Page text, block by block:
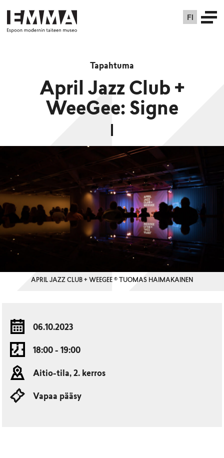
FI
Tapahtuma
April Jazz Club +
WeeGee: Signe
APRIL JAZZ CLUB + WEEGEE © TUOMAS HAIMAKAINEN
06.10.2023
18:00 - 19:00
Aitio-tila, 2. kerros
Vapaa pääsy